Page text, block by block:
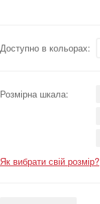
Доступно в кольорах:
Розмірна шкала:
Як вибрати свій розмір?